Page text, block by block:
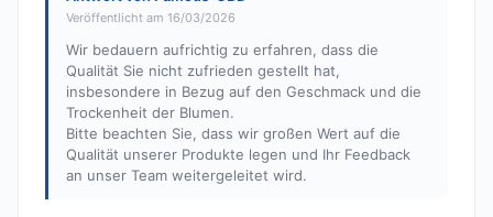
Veröffentlicht am 16/03/2026
Wir bedauern aufrichtig zu erfahren, dass die
Qualität Sie nicht zufrieden gestellt hat,
insbesondere in Bezug auf den Geschmack und die
Trockenheit der Blumen.
Bitte beachten Sie, dass wir großen Wert auf die
Qualität unserer Produkte legen und Ihr Feedback
an unser Team weitergeleitet wird.